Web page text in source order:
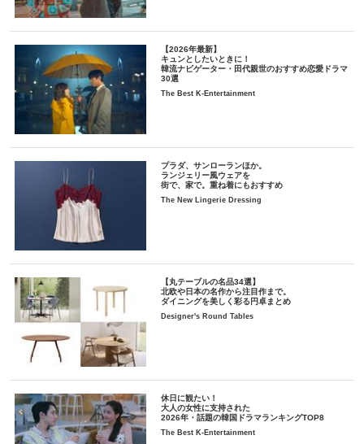
【2026年最新】
キュンとしたいときに！
韓流ナビゲーター・田代親世のおすすめ恋愛ドラマ
30選
The Best K-Entertainment
プラダ、サンローランほか。
ランジェリー風ウェアを
街で、家で。重ね着にもおすすめ
The New Lingerie Dressing
【丸テーブルの名品34選】
北欧や日本の名作から注目作まで。
ダイニングを美しく彩る円卓まとめ
Designer's Round Tables
休日に観たい！
大人の女性に支持された
2026年・話題の韓国ドラマランキングTOP8
The Best K-Entertainment